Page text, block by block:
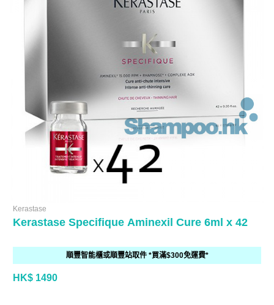
Kerastase
Kerastase Specifique Aminexil Cure 6ml x 42
順豐智能櫃或順豐站取件 *買滿$300免運費*
HK$ 1490